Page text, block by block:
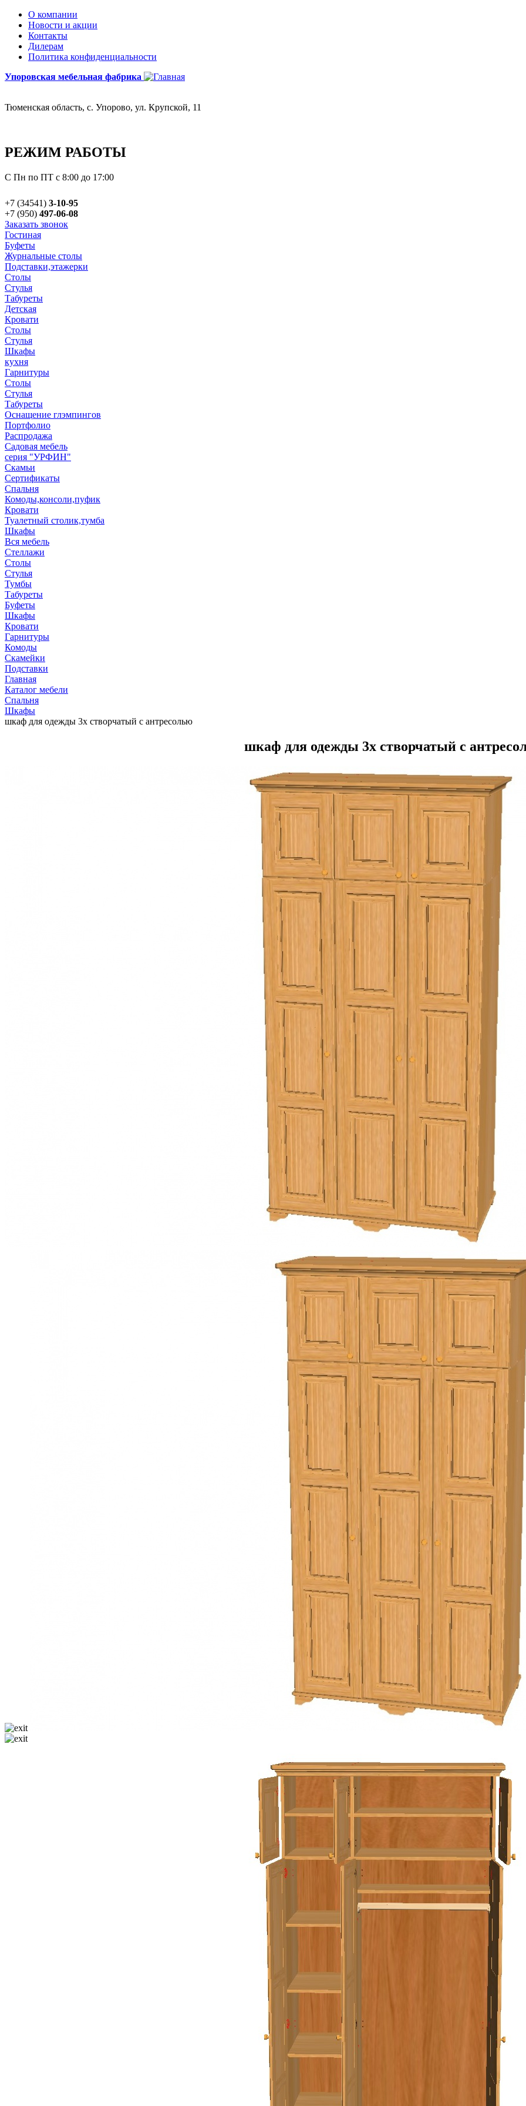
О компании
Новости и акции
Контакты
Дилерам
Политика конфиденциальности
Упоровская мебельная фабрика
Тюменская область, с. Упорово, ул. Крупской, 11
РЕЖИМ РАБОТЫ
С Пн по ПТ с 8:00 до 17:00
+7 (34541) 3-10-95
+7 (950) 497-06-08
Заказать звонок
Гостиная
Буфеты
Журнальные столы
Подставки,этажерки
Столы
Стулья
Табуреты
Детская
Кровати
Столы
Стулья
Шкафы
кухня
Гарнитуры
Столы
Стулья
Табуреты
Оснащение глэмпингов
Портфолио
Распродажа
Садовая мебель
серия "УРФИН"
Скамьи
Сертификаты
Спальня
Комоды,консоли,пуфик
Кровати
Туалетный столик,тумба
Шкафы
Вся мебель
Стеллажи
Столы
Стулья
Тумбы
Табуреты
Буфеты
Шкафы
Кровати
Гарнитуры
Комоды
Скамейки
Подставки
Главная
Каталог мебели
Спальня
Шкафы
шкаф для одежды 3х створчатый с антресолью
шкаф для одежды 3х створчатый с